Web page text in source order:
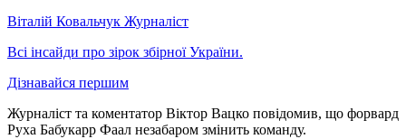
Віталій Ковальчук Журналіст
Всі інсайди про зірок збірної України.
Дізнавайся першим
Журналіст та коментатор Віктор Вацко повідомив, що форвард
Руха Бабукарр Фаал незабаром змінить команду.